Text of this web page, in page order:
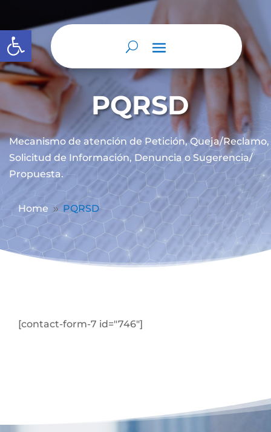
Abrir barra de herramientas
PQRSD
Mecanismo de atención de Petición, Queja/Reclamo,
Solicitud de Información, Denuncia o Sugerencia/
Propuesta.
Home 9 PQRSD
[contact-form-7 id="746"]